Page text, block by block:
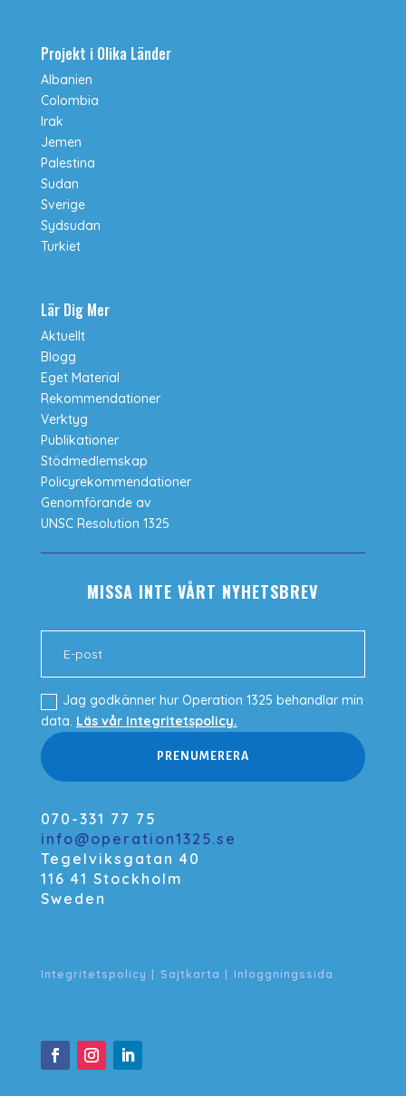
Projekt i Olika Länder
Albanien
Colombia
Irak
Jemen
Palestina
Sudan
Sverige
Sydsudan
Turkiet
Lär Dig Mer
Aktuellt
Blogg
Eget Material
Rekommendationer
Verktyg
Publikationer
Stödmedlemskap
Policyrekommendationer
Genomförande av
UNSC Resolution 1325
MISSA INTE VÅRT NYHETSBREV
Jag godkänner hur Operation 1325 behandlar min
data. Läs vår Integritetspolicy.
PRENUMERERA
070-331 77 75
info@operation1325.se
Tegelviksgatan 40
116 41 Stockholm
Sweden
Integritetspolicy Sajtkarta Inloggningssida